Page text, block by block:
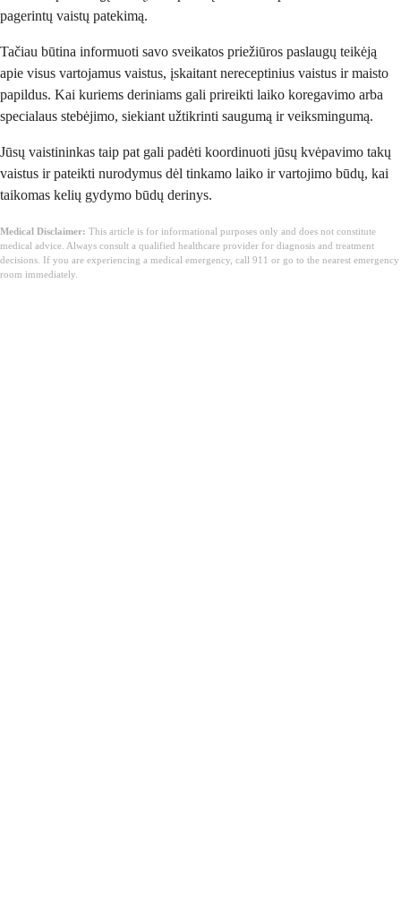
pagerintų vaistų patekimą.
Tačiau būtina informuoti savo sveikatos priežiūros paslaugų teikėją
apie visus vartojamus vaistus, įskaitant nereceptinius vaistus ir maisto
papildus. Kai kuriems deriniams gali prireikti laiko koregavimo arba
specialaus stebėjimo, siekiant užtikrinti saugumą ir veiksmingumą.
Jūsų vaistininkas taip pat gali padėti koordinuoti jūsų kvėpavimo takų
vaistus ir pateikti nurodymus dėl tinkamo laiko ir vartojimo būdų, kai
taikomas kelių gydymo būdų derinys.
Medical Disclaimer: This article is for informational purposes only and does not constitute
medical advice. Always consult a qualified healthcare provider for diagnosis and treatment
decisions. If you are experiencing a medical emergency, call 911 or go to the nearest emergency
room immediately.